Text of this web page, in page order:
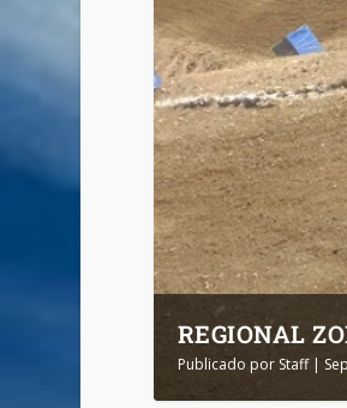
REGIONAL
Publicado por Staff|